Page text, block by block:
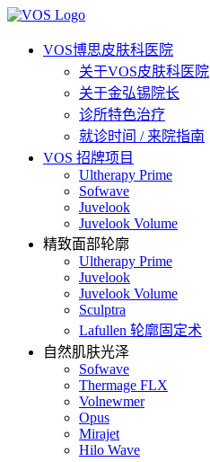
VOS博思皮肤科医院
关于VOS皮肤科医院
关于金弘锡院长
诊所特色治疗
就诊时间 / 来院指南
VOS 招牌项目
Ultherapy Prime
Sofwave
Juvelook
Juvelook Volume
精致面部轮廓
Ultherapy Prime
Juvelook
Juvelook Volume
Sculptra
Lafullen 轮廓固定术
自然肌肤光泽
Sofwave
Thermage FLX
Volnewmer
Opus
Mirajet
Hilo Wave